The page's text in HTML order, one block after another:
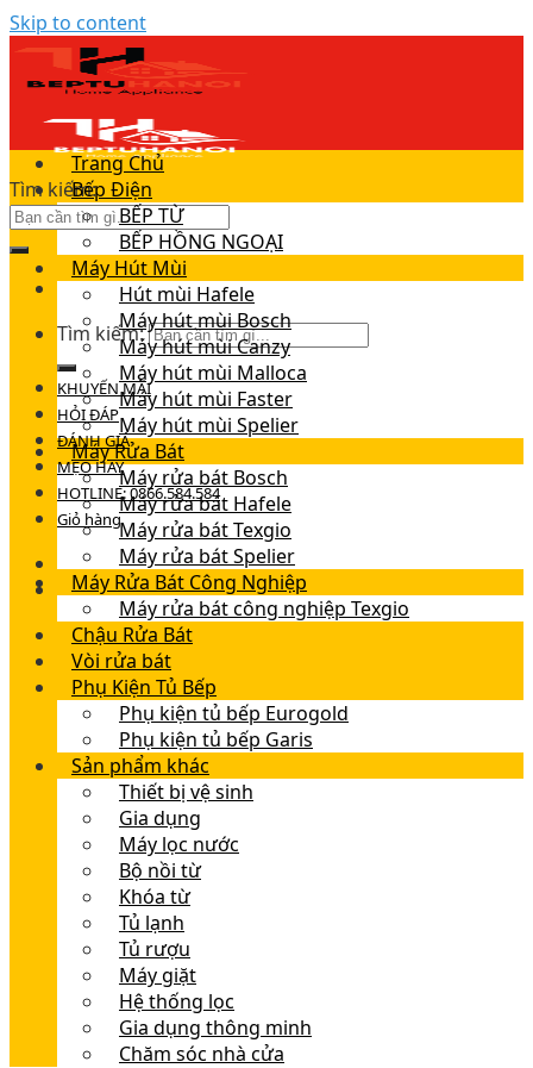
Skip to content
Tìm kiếm:
Tìm kiếm:
KHUYẾN MÃI
HỎI ĐÁP
ĐÁNH GIÁ
MẸO HAY
HOTLINE: 0866.584.584
Giỏ hàng
Trang Chủ
Bếp Điện
BẾP TỪ
BẾP HỒNG NGOẠI
Máy Hút Mùi
Hút mùi Hafele
Máy hút mùi Bosch
Máy hút mùi Canzy
Máy hút mùi Malloca
Máy hút mùi Faster
Máy hút mùi Spelier
Máy Rửa Bát
Máy rửa bát Bosch
Máy rửa bát Hafele
Máy rửa bát Texgio
Máy rửa bát Spelier
Máy Rửa Bát Công Nghiệp
Máy rửa bát công nghiệp Texgio
Chậu Rửa Bát
Vòi rửa bát
Phụ Kiện Tủ Bếp
Phụ kiện tủ bếp Eurogold
Phụ kiện tủ bếp Garis
Sản phẩm khác
Thiết bị vệ sinh
Gia dụng
Máy lọc nước
Bộ nồi từ
Khóa từ
Tủ lạnh
Tủ rượu
Máy giặt
Hệ thống lọc
Gia dụng thông minh
Chăm sóc nhà cửa